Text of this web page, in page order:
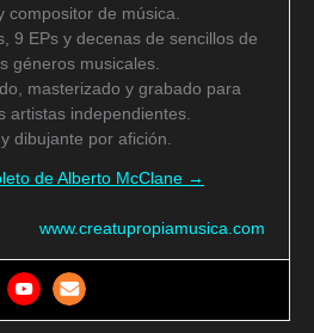
compositor de música.
9 EPs y decenas de sencillos de
géneros musicales.
masterizado y grabado para
artistas independientes.
dibujante por afición.
de Alberto McClane →
www.creatupropiamusica.com